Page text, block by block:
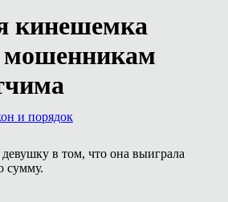
кинешемка
мошенникам
и порядок
в том, что она выиграла
сумму.